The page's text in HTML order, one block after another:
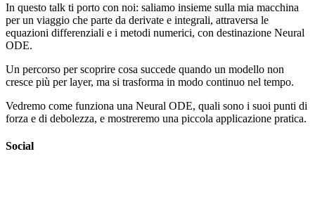
In questo talk ti porto con noi: saliamo insieme sulla mia macchina
per un viaggio che parte da derivate e integrali, attraversa le
equazioni differenziali e i metodi numerici, con destinazione Neural
ODE.
Un percorso per scoprire cosa succede quando un modello non
cresce più per layer, ma si trasforma in modo continuo nel tempo.
Vedremo come funziona una Neural ODE, quali sono i suoi punti di
forza e di debolezza, e mostreremo una piccola applicazione pratica.
Social